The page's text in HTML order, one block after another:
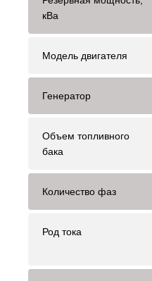
кВа
Модель двигателя
Генератор
Объем топливного
бака
Количество фаз
Род тока